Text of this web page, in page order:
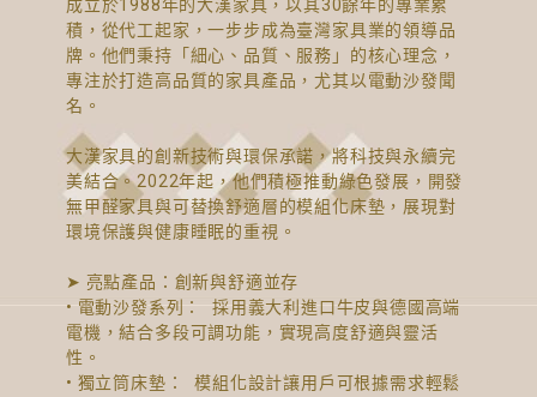
成立於1988年的大漢家具，以其30餘年的專業累
積，從代工起家，一步步成為臺灣家具業的領導品
牌。他們秉持「細心、品質、服務」的核心理念，
專注於打造高品質的家具產品，尤其以電動沙發聞
名。
大漢家具的創新技術與環保承諾，將科技與永續完
美結合。2022年起，他們積極推動綠色發展，開發
無甲醛家具與可替換舒適層的模組化床墊，展現對
環境保護與健康睡眠的重視。
➤ 亮點產品：創新與舒適並存
• 電動沙發系列： 採用義大利進口牛皮與德國高端
電機，結合多段可調功能，實現高度舒適與靈活
性。
• 獨立筒床墊： 模組化設計讓用戶可根據需求輕鬆